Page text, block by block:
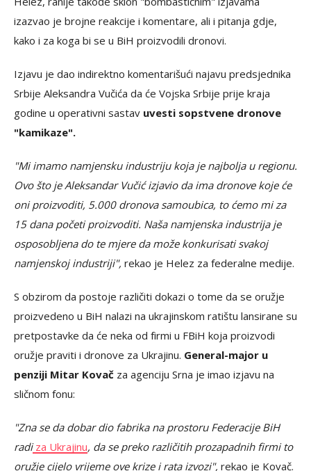
izazvao je brojne reakcije i komentare, ali i pitanja gdje,
kako i za koga bi se u BiH proizvodili dronovi.
Izjavu je dao indirektno komentarišući najavu predsjednika
Srbije Aleksandra Vučića da će Vojska Srbije prije kraja
godine u operativni sastav uvesti sopstvene dronove
"kamikaze".
"Mi imamo namjensku industriju koja je najbolja u regionu.
Ovo što je Aleksandar Vučić izjavio da ima dronove koje će
oni proizvoditi, 5.000 dronova samoubica, to ćemo mi za
15 dana početi proizvoditi. Naša namjenska industrija je
osposobljena do te mjere da može konkurisati svakoj
namjenskoj industriji", rekao je Helez za federalne medije.
S obzirom da postoje različiti dokazi o tome da se oružje
proizvedeno u BiH nalazi na ukrajinskom ratištu lansirane su
pretpostavke da će neka od firmi u FBiH koja proizvodi
oružje praviti i dronove za Ukrajinu. General-major u
penziji Mitar Kovač za agenciju Srna je imao izjavu na
sličnom fonu:
"Zna se da dobar dio fabrika na prostoru Federacije BiH
radiza Ukrajinu, da se preko različitih prozapadnih firmi to
oružje cijelo vrijeme ove krize i rata izvozi", rekao je Kovač.